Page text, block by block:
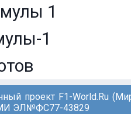
1
1
проект F1-World.Ru
ЭЛ№ФС77-43829